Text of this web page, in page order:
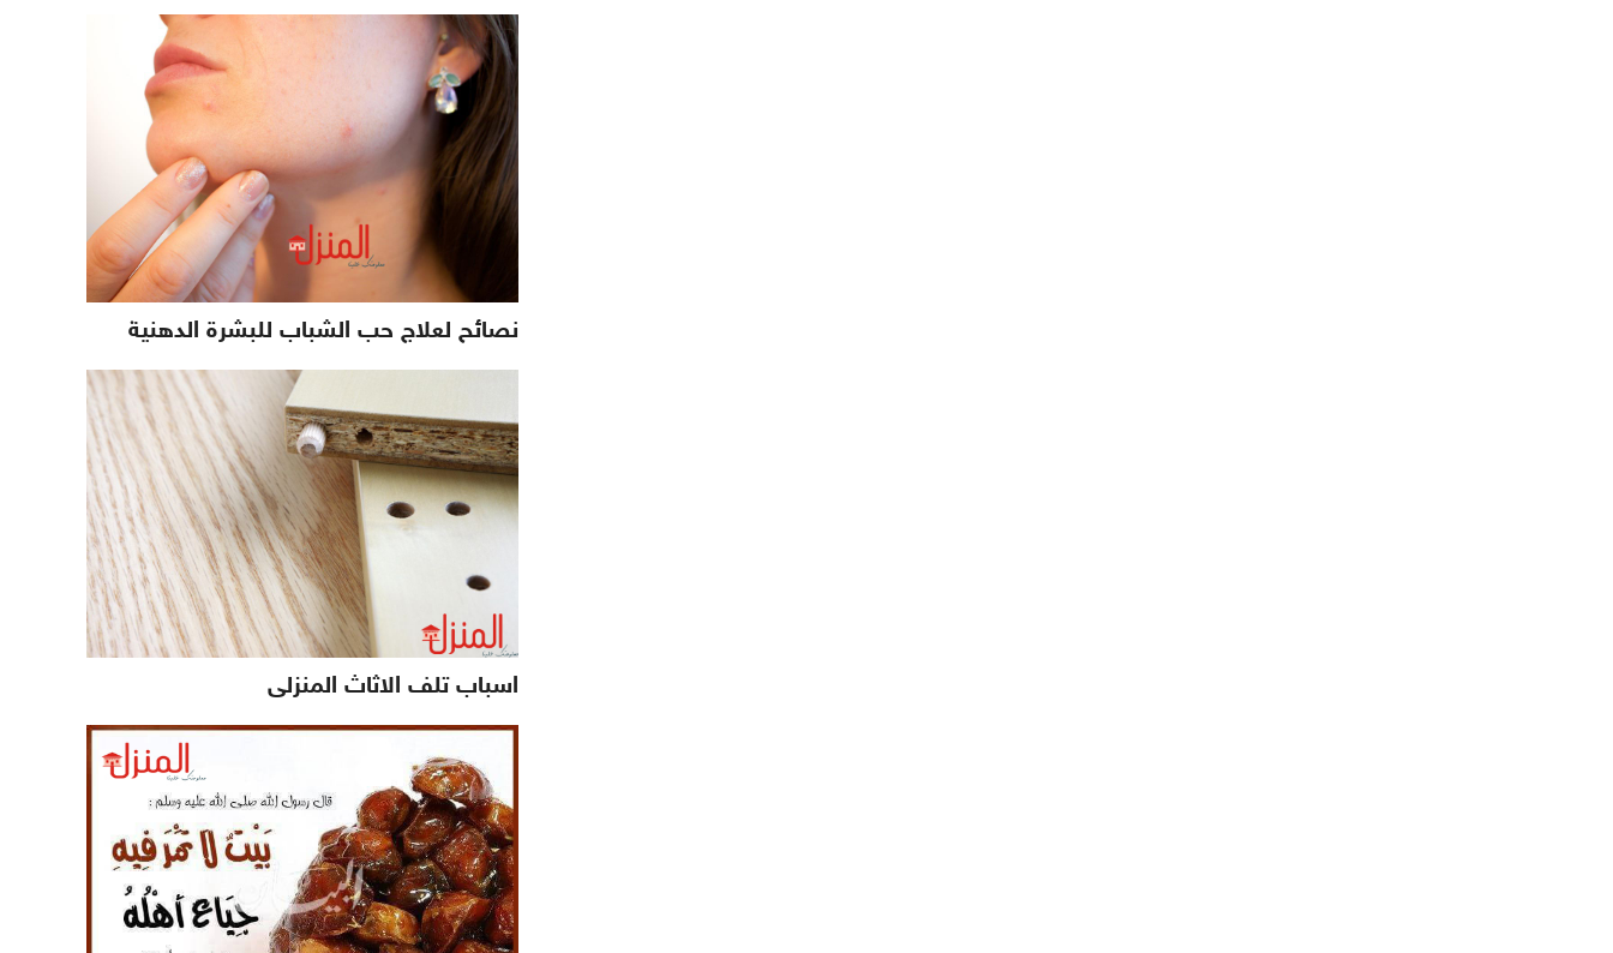
نصائح لعلاج حب الشباب للبشرة الدهنية
اسباب تلف الاثاث المنزلى